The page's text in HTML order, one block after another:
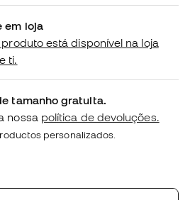
em loja
está disponível na loja
ti.
tamanho gratuita.
nossa política de devoluções.
personalizados.